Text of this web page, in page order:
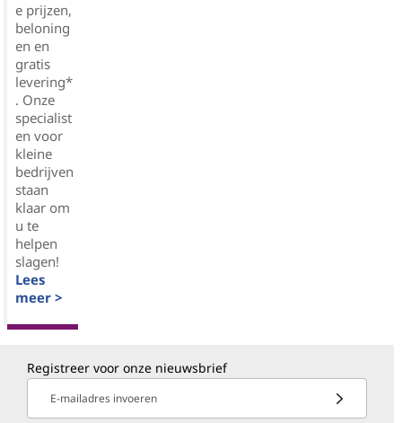
e prijzen,
beloning
en en
gratis
levering*
. Onze
specialist
en voor
kleine
bedrijven
staan
klaar om
u te
helpen
slagen!
Lees
meer >
Registreer voor onze nieuwsbrief
E-mailadres invoeren